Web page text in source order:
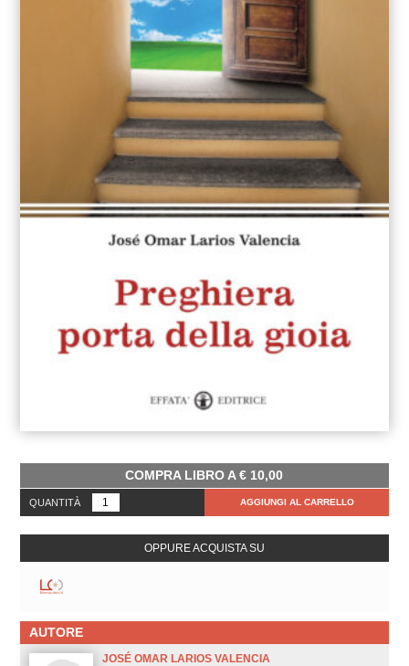
COMPRA LIBRO A€ 10,00
QUANTITÀ AGGIUNGI AL CARRELLO
OPPURE ACQUISTA SU
AUTORE
JOSÉ OMAR LARIOS VALENCIA